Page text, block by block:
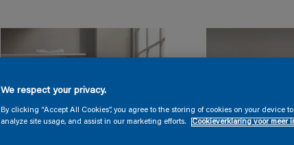
We respect your privacy.
By clicking “Accept All Cookies”, you agree to the storing of cookies on your device
analyze site usage, and assist in our marketing efforts.
Cookieverklaring voor meer